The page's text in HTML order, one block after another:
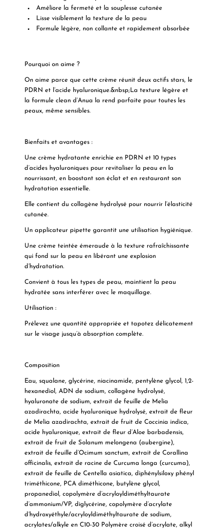
Améliore la fermeté et la souplesse cutanée
Lisse visiblement la texture de la peau
Formule légère, non collante et rapidement absorbée
Pourquoi on aime ?
On aime parce que cette crème réunit deux actifs stars, le
PDRN et l’acide hyaluronique.&nbsp;La texture légère et
la formule clean d’Anua la rend parfaite pour toutes les
peaux, même sensibles.
Bienfaits et avantages :
Une crème hydratante enrichie en PDRN et 10 types
d’acides hyaluroniques pour revitaliser la peau en la
nourrissant, en boostant son éclat et en restaurant son
hydratation essentielle.
Elle contient du collagène hydrolysé pour nourrir l’élasticité
cutanée.
Un applicateur pipette garantit une utilisation hygiénique.
Une crème teintée émeraude à la texture rafraîchissante
qui fond sur la peau en libérant une explosion
d’hydratation.
Convient à tous les types de peau, maintient la peau
hydratée sans interférer avec le maquillage.
Utilisation :
Prélevez une quantité appropriée et tapotez délicatement
sur le visage jusqu’à absorption complète.
Composition
Eau, squalane, glycérine, niacinamide, pentylène glycol, 1,2-
hexanediol, ADN de sodium, collagène hydrolysé,
hyaluronate de sodium, extrait de feuille de Melia
azadirachta, acide hyaluronique hydrolysé, extrait de fleur
de Melia azadirachta, extrait de fruit de Coccinia indica,
acide hyaluronique, extrait de fleur d’Aloe barbadensis,
extrait de fruit de Solanum melongena (aubergine),
extrait de feuille d’Ocimum sanctum, extrait de Corallina
officinalis, extrait de racine de Curcuma longa (curcuma),
extrait de feuille de Centella asiatica, diphénylsiloxy phényl
triméthicone, PCA diméthicone, butylène glycol,
propanediol, copolymère d’acryloyldiméthyltaurate
d’ammonium/VP, diglycérine, copolymère d’acrylate
d’hydroxyéthyle/acryloyldiméthyltaurate de sodium,
acrylates/alkyle en C10-30 Polymère croisé d’acrylate, alkyl